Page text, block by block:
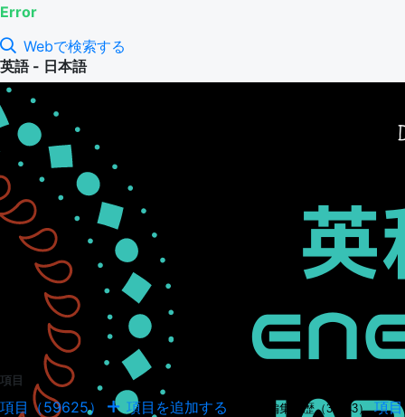
Error
Webで検索する
英語 - 日本語
項目
項目（59625） 項目を追加する 項目の編集履歴（34943） 項目